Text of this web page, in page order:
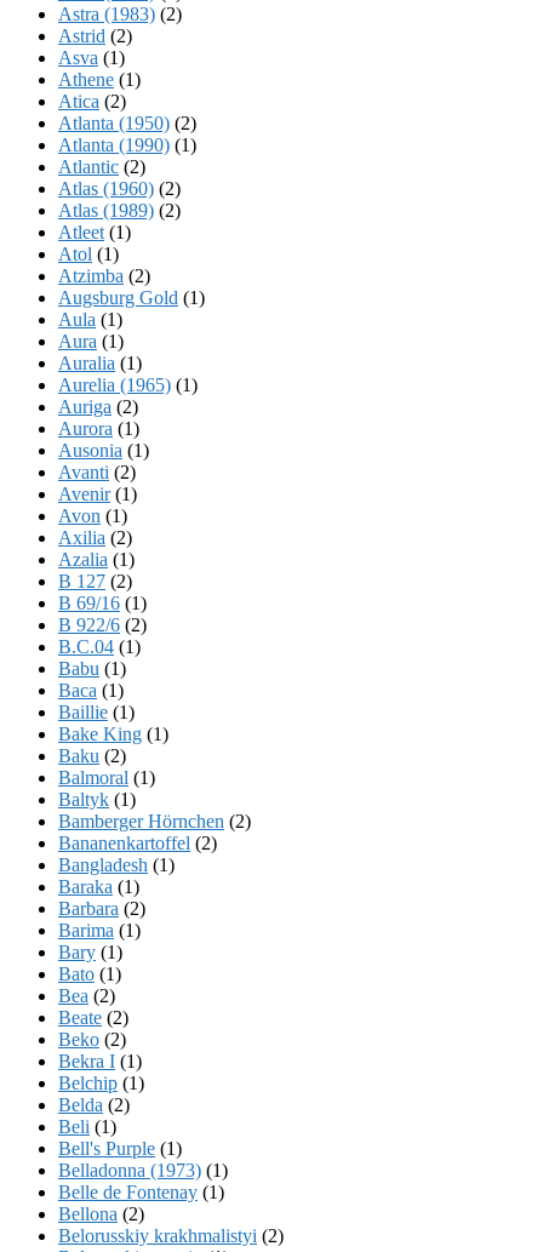
Astra (1983) (2)
Astrid (2)
Asva (1)
Athene (1)
Atica (2)
Atlanta (1950) (2)
Atlanta (1990) (1)
Atlantic (2)
Atlas (1960) (2)
Atlas (1989) (2)
Atleet (1)
Atol (1)
Atzimba (2)
Augsburg Gold (1)
Aula (1)
Aura (1)
Auralia (1)
Aurelia (1965) (1)
Auriga (2)
Aurora (1)
Ausonia (1)
Avanti (2)
Avenir(1)
Avon (1)
Axilia (2)
Azalia (1)
B 127 (2)
B 69/16 (1)
B 922/6 (2)
B.C.04 (1)
Babu (1)
Baca (1)
Baillie (1)
Bake King (1)
Baku (2)
Balmoral (1)
Baltyk (1)
Bamberger Hörnchen (2)
Bananenkartoffel (2)
Bangladesh (1)
Baraka (1)
Barbara (2)
Barima (1)
Bary (1)
Bato (1)
Bea (2)
Beate (2)
Beko (2)
Bekra I (1)
Belchip (1)
Belda (2)
Beli (1)
Bell's Purple (1)
Belladonna (1973) (1)
Belle de Fontenay (1)
Bellona (2)
Belorusskiy krakhmalistyi (2)